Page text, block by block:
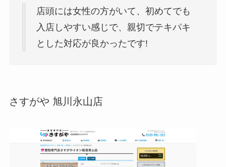
店頭には女性の方がいて、初めてでも
入店しやすい感じで、親切でテキパキ
とした対応が良かったです!
さすがや 旭川永山店